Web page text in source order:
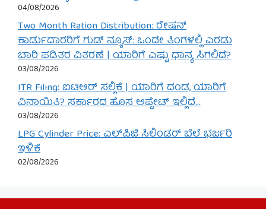
04/08/2026
Two Month Ration Distribution: ರೇಷನ್
ಕಾರ್ಡುದಾರರಿಗೆ ಗುಡ್ ನ್ಯೂಸ್: ಒಂದೇ ತಿಂಗಳಲ್ಲಿ ಎರಡು
ಬಾರಿ ಪಡಿತರ ವಿತರಣೆ | ಯಾರಿಗೆ ಎಷ್ಟು ಧಾನ್ಯ ಸಿಗಲಿದೆ?
03/08/2026
ITR Filing: ಐಟಿಆರ್ ಸಲ್ಲಿಕೆ | ಯಾರಿಗೆ ದಂಡ, ಯಾರಿಗೆ
ವಿನಾಯಿತಿ? ಸರ್ಕಾರದ ಹೊಸ ಅಪ್ಡೇಟ್ ಇಲ್ಲಿದೆ…
03/08/2026
LPG Cylinder Price: ಎಲ್‌ಪಿಜಿ ಸಿಲಿಂಡರ್ ಬೆಲೆ ಭರ್ಜರಿ
ಇಳಿಕೆ
02/08/2026